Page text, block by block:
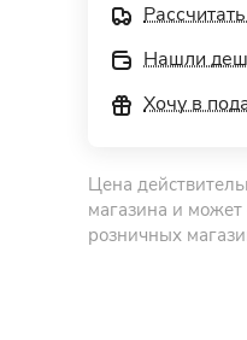
Нашли
Хочу в
Цена
магазина и может
розничных